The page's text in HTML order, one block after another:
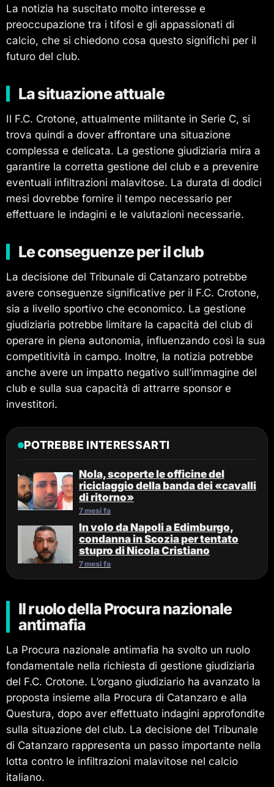
La notizia ha suscitato molto interesse e
preoccupazione tra i tifosi e gli appassionati di
calcio, che si chiedono cosa questo significhi per il
futuro del club.
La situazione attuale
Il F.C. Crotone, attualmente militante in Serie C, si
trova quindi a dover affrontare una situazione
complessa e delicata. La gestione giudiziaria mira a
garantire la corretta gestione del club e a prevenire
eventuali infiltrazioni malavitose. La durata di dodici
mesi dovrebbe fornire il tempo necessario per
effettuare le indagini e le valutazioni necessarie.
Le conseguenze per il club
La decisione del Tribunale di Catanzaro potrebbe
avere conseguenze significative per il F.C. Crotone,
sia a livello sportivo che economico. La gestione
giudiziaria potrebbe limitare la capacità del club di
operare in piena autonomia, influenzando così la sua
competitività in campo. Inoltre, la notizia potrebbe
anche avere un impatto negativo sull’immagine del
club e sulla sua capacità di attrarre sponsor e
investitori.
POTREBBE INTERESSARTI
Nola, scoperte le officine del
riciclaggio della banda dei «cavalli
di ritorno»
7 mesi fa
In volo da Napoli a Edimburgo,
condanna in Scozia per tentato
stupro di Nicola Cristiano
7 mesi fa
Il ruolo della Procura nazionale
antimafia
La Procura nazionale antimafia ha svolto un ruolo
fondamentale nella richiesta di gestione giudiziaria
del F.C. Crotone. L’organo giudiziario ha avanzato la
proposta insieme alla Procura di Catanzaro e alla
Questura, dopo aver effettuato indagini approfondite
sulla situazione del club. La decisione del Tribunale
di Catanzaro rappresenta un passo importante nella
lotta contro le infiltrazioni malavitose nel calcio
italiano.